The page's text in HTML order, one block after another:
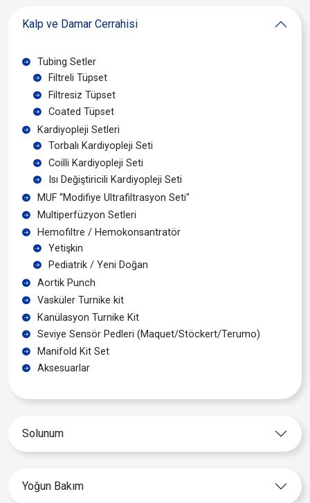
Kalp ve Damar Cerrahisi
Tubing Setler
Filtreli Tüpset
Filtresiz Tüpset
Coated Tüpset
Kardiyopleji Setleri
Torbalı Kardiyopleji Seti
Coilli Kardiyopleji Seti
Isı Değiştiricili Kardiyopleji Seti
MUF “Modifiye Ultrafiltrasyon Seti"
Multiperfüzyon Setleri
Hemofiltre / Hemokonsantratör
Yetişkin
Pediatrik / Yeni Doğan
Aortik Punch
Vasküler Turnike kit
Kanülasyon Turnike Kit
Seviye Sensör Pedleri (Maquet/Stöckert/Terumo)
Manifold Kit Set
Aksesuarlar
Solunum
Yoğun Bakım